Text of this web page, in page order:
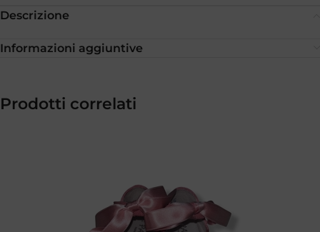
Descrizione
Informazioni aggiuntive
Prodotti correlati